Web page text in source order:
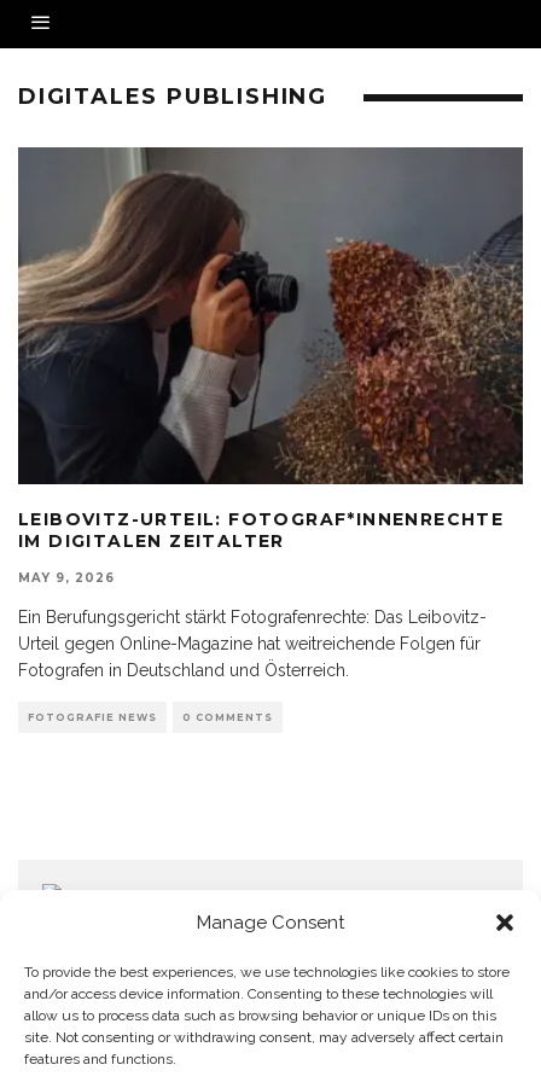
Manage Consent
To provide the best experiences, we use technologies like cookies to store
and/or access device information. Consenting to these technologies will
allow us to process data such as browsing behavior or unique IDs on this
site. Not consenting or withdrawing consent, may adversely affect certain
features and functions.
DIGITALES PUBLISHING
LEIBOVITZ-URTEIL: FOTOGRAF*INNENRECHTE
IM DIGITALEN ZEITALTER
MAY 9, 2026
Ein Berufungsgericht stärkt Fotografenrechte: Das Leibovitz-
Urteil gegen Online-Magazine hat weitreichende Folgen für
Fotografen in Deutschland und Österreich.
FOTOGRAFIE NEWS 0 COMMENTS
Home
Datenschutzerklärung
Impressum
Cookie Policy (EU)